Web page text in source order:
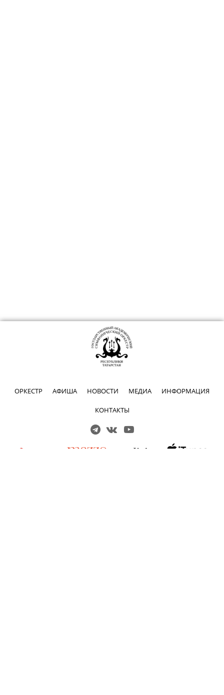
ОРКЕСТР АФИША НОВОСТИ МЕДИА ИНФОРМАЦИЯ
КОНТАКТЫ